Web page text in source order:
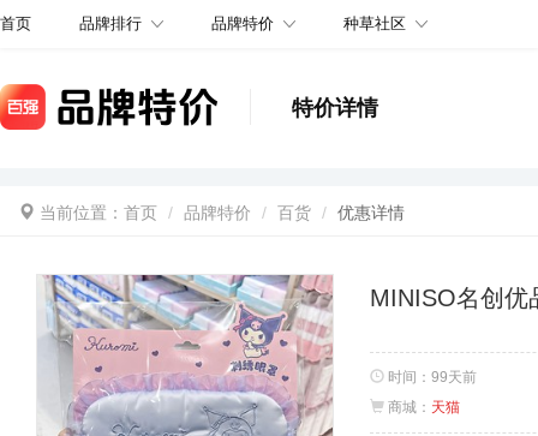
首页 品牌排行 品牌特价 种草社区
特价详情
当前位置： 首页 品牌特价 百货 优惠详情
MINISO名创
时间： 99天前
商城： 天猫